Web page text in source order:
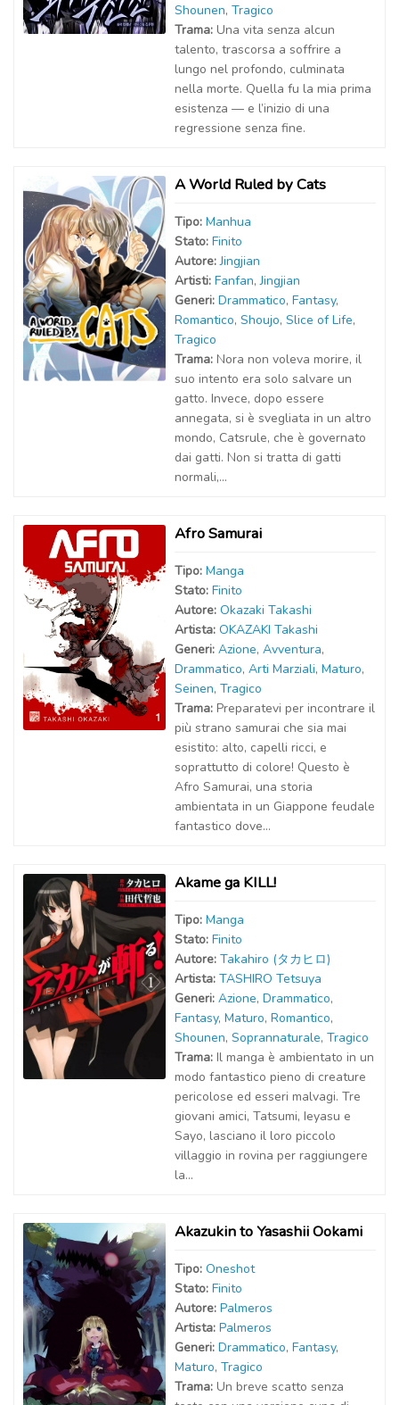
Shounen, Tragico
Trama: Una vita senza alcun
talento, trascorsa a soffrire a
lungo nel profondo, culminata
nella morte. Quella fu la mia prima
esistenza — e l’inizio di una
regressione senza fine.
A World Ruled by Cats
Tipo: Manhua
Stato: Finito
Autore:Jingjian
Artisti: Fanfan,Jingjian
Generi: Drammatico, Fantasy,
Romantico, Shoujo, Slice of Life,
Tragico
Trama: Nora non voleva morire, il
suo intento era solo salvare un
gatto. Invece, dopo essere
annegata, si è svegliata in un altro
mondo, Catsrule, che è governato
dai gatti. Non si tratta di gatti
normali,...
Afro Samurai
Tipo: Manga
Stato: Finito
Autore: Okazaki Takashi
Artista: OKAZAKI Takashi
Generi: Azione, Avventura,
Drammatico, Arti Marziali, Maturo,
Seinen, Tragico
Trama: Preparatevi per incontrare il
più strano samurai che sia mai
esistito: alto, capelli ricci, e
soprattutto di colore! Questo è
Afro Samurai, una storia
ambientata in un Giappone feudale
fantastico dove...
Akame ga KILL!
Tipo: Manga
Stato: Finito
Autore: Takahiro (タカヒロ)
Artista: TASHIRO Tetsuya
Generi: Azione, Drammatico,
Fantasy, Maturo, Romantico,
Shounen, Soprannaturale, Tragico
Trama: Il manga è ambientato in un
modo fantastico pieno di creature
pericolose ed esseri malvagi. Tre
giovani amici, Tatsumi, Ieyasu e
Sayo, lasciano il loro piccolo
villaggio in rovina per raggiungere
la...
Akazukin to Yasashii Ookami
Tipo: Oneshot
Stato: Finito
Autore: Palmeros
Artista: Palmeros
Generi: Drammatico, Fantasy,
Maturo, Tragico
Trama: Un breve scatto senza